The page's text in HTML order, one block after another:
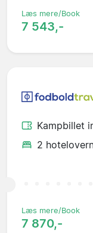
Læs mere/Book
7 543,-
Kampbillet
2
Læs mere/Book
7 870,-